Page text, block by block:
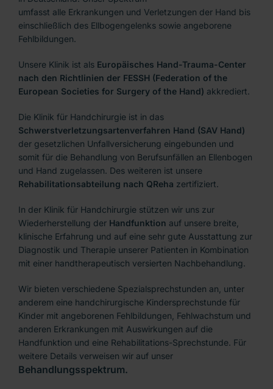
umfasst alle Erkrankungen und Verletzungen der Hand bis
einschließlich des Ellbogengelenks sowie angeborene
Fehlbildungen.
Unsere Klinik ist als Europäisches Hand-Trauma-Center
nach den Richtlinien der FESSH (Federation of the
European Societies for Surgery of the Hand) akkrediert.
Die Klinik für Handchirurgie ist in das
Schwerstverletzungsartenverfahren Hand (SAV Hand)
der gesetzlichen Unfallversicherung eingebunden und
somit für die Behandlung von Berufsunfällen an Ellenbogen
und Hand zugelassen. Des weiteren ist unsere
Rehabilitationsabteilung nach QReha zertifiziert.
In der Klinik für Handchirurgie stützen wir uns zur
Wiederherstellung der Handfunktion auf unsere breite,
klinische Erfahrung und auf eine sehr gute Ausstattung zur
Diagnostik und Therapie unserer Patienten in Kombination
mit einer handtherapeutisch versierten Nachbehandlung.
Wir bieten verschiedene Spezialsprechstunden an, unter
anderem eine handchirurgische Kindersprechstunde für
Kinder mit angeborenen Fehlbildungen, Fehlwachstum und
anderen Erkrankungen mit Auswirkungen auf die
Handfunktion und eine Rehabilitations-Sprechstunde. Für
weitere Details verweisen wir auf unser
Behandlungsspektrum.